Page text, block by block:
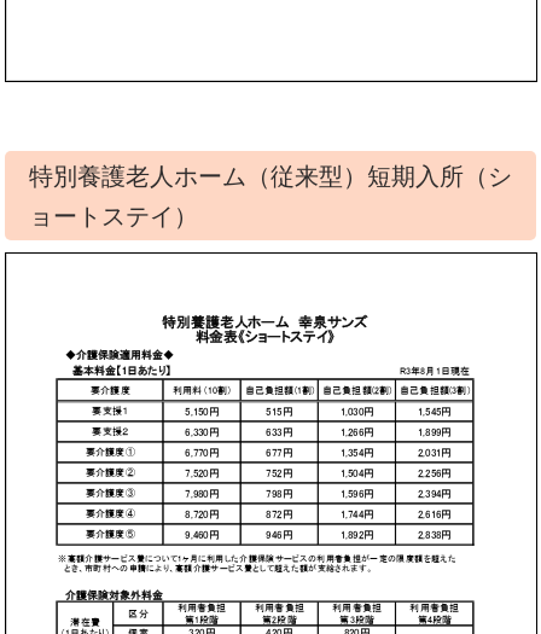
特別養護老人ホーム（従来型）短期入所（シ
ョートステイ）